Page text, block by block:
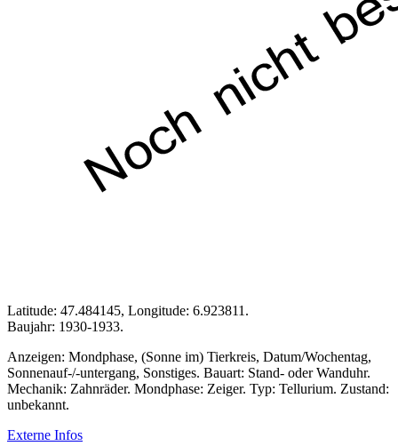
Latitude: 47.484145, Longitude: 6.923811.
Baujahr: 1930-1933.
Anzeigen: Mondphase, (Sonne im) Tierkreis, Datum/Wochentag,
Sonnenauf-/-untergang, Sonstiges. Bauart: Stand- oder Wanduhr.
Mechanik: Zahnräder. Mondphase: Zeiger. Typ: Tellurium. Zustand:
unbekannt.
Externe Infos